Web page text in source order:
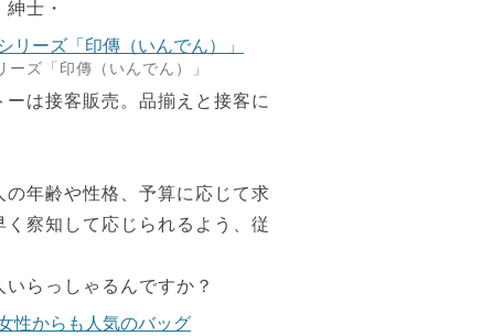
士・
ーズ「印傳（いんでん）」
は接客販売。品揃えと接客に
年齢や性格、予算に応じて求
察知して応じられるよう、従
らっしゃるんですか？